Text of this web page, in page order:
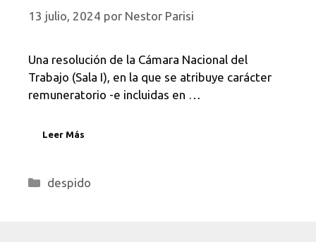
13 julio, 2024 por Nestor Parisi
Una resolución de la Cámara Nacional del
Trabajo (Sala I), en la que se atribuye carácter
remuneratorio -e incluidas en …
Leer Más
Categorías
despido